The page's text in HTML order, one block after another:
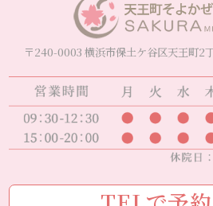
〒240-0003 横浜市保土ケ谷区天王町2